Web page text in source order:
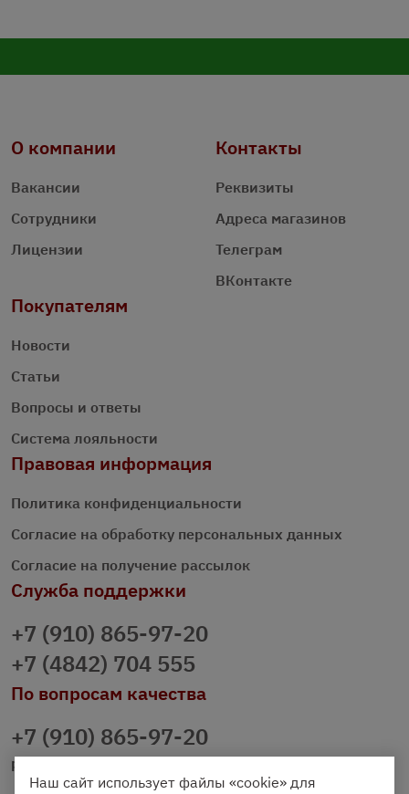
О компании
Вакансии
Сотрудники
Лицензии
Контакты
Реквизиты
Адреса магазинов
Телеграм
ВКонтакте
Покупателям
Новости
Статьи
Вопросы и ответы
Система лояльности
Правовая информация
Политика конфиденциальности
Согласие на обработку персональных данных
Согласие на получение рассылок
Служба поддержки
+7 (910) 865-97-20
+7 (4842) 704 555
По вопросам качества
+7 (910) 865-97-20
prazdnichniy40@palmi.ru
Наш сайт использует файлы «cookie» для